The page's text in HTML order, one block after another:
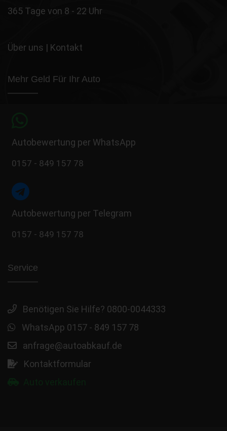
365 Tage von 8 - 22 Uhr
Über uns | Kontakt
Mehr Geld Für Ihr Auto
Autobewertung per WhatsApp
0157 - 849 157 78
Autobewertung per Telegram
0157 - 849 157 78
Service
Benötigen Sie Hilfe? 0800-0044333
WhatsApp 0157 - 849 157 78
anfrage@autoabkauf.de
Kontaktformular